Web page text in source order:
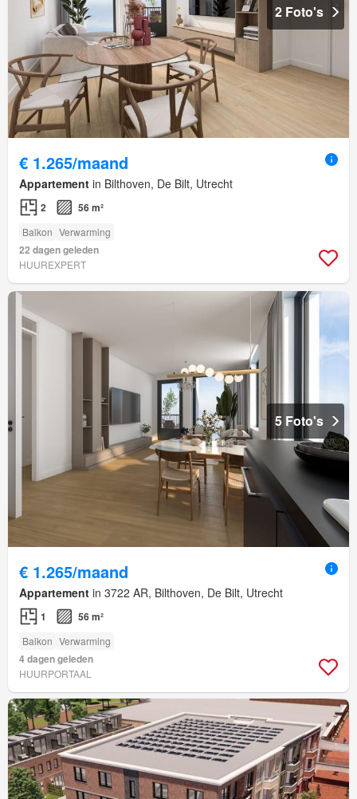
2 Foto's
€ 1.265/maand
Appartement in Bilthoven, De Bilt, Utrecht
2 56 m²
Balkon Verwarming
22 dagen geleden
HUUREXPERT
5 Foto's
€ 1.265/maand
Appartement in 3722 AR, Bilthoven, De Bilt, Utrecht
1 56 m²
Balkon Verwarming
4 dagen geleden
HUURPORTAAL